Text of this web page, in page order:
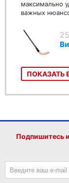
максимально
важных
ПОКАЗАТЬ
Подпишитесь